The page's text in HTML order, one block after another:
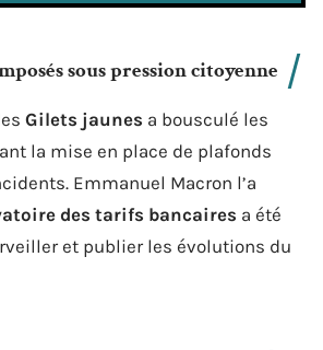
sous pression citoyenne
Gilets jaunes a bousculé les
la mise en place de plafonds
Emmanuel Macron l’a
des tarifs bancaires a été
et publier les évolutions du